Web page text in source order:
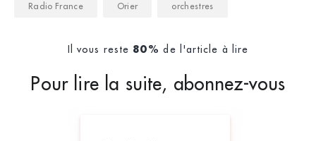
Radio France Orier orchestres
Il vous reste 80% de l'article à lire
Pour lire la suite, abonnez-vous